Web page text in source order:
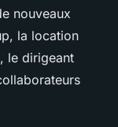
nouveaux
la location
le dirigeant